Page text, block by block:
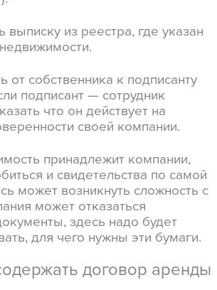
выписку из реестра, где указан
от собственника к подписанту
подписант — сотрудник
что он действует на
своей компании.
принадлежит компании,
и свидетельства по самой
может возникнуть сложность с
может отказаться
здесь надо будет
для чего нужны эти бумаги.
договор аренды